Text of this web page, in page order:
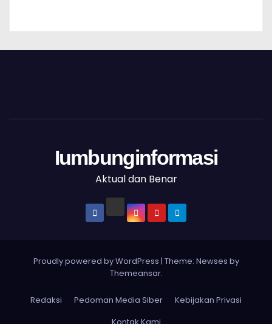
Iumbunginformasi
Aktual dan Benar
Proudly powered by WordPress | Theme: Newses by
Themeansar.
Redaksi Pedoman Media Siber
Kebijakan Privasi